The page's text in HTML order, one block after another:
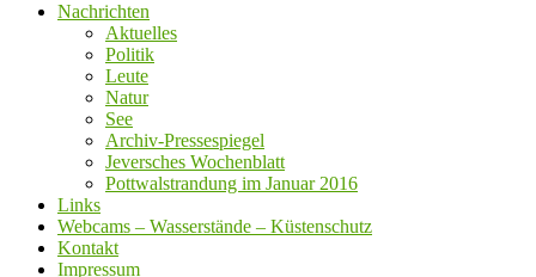
Nachrichten
Aktuelles
Politik
Leute
Natur
See
Archiv-Pressespiegel
Jeversches Wochenblatt
Pottwalstrandung im Januar 2016
Links
Webcams – Wasserstände – Küstenschutz
Kontakt
Impressum